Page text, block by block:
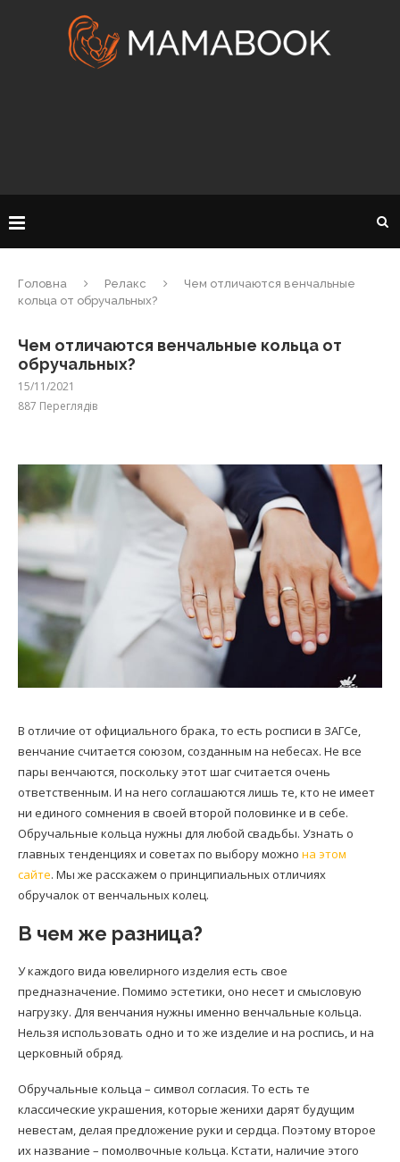
Головна Релакс
Чем отличаются венчальные
кольца от обручальных?
Чем отличаются венчальные кольца от
обручальных?
15/11/2021
887 Переглядів
В отличие от официального брака, то есть росписи в ЗАГСе,
венчание считается союзом, созданным на небесах. Не все
пары венчаются, поскольку этот шаг считается очень
ответственным. И на него соглашаются лишь те, кто не имеет
ни единого сомнения в своей второй половинке и в себе.
Обручальные кольца нужны для любой свадьбы. Узнать о
главных тенденциях и советах по выбору можно на этом
сайте. Мы же расскажем о принципиальных отличиях
обручалок от венчальных колец.
В чем же разница?
У каждого вида ювелирного изделия есть свое
предназначение. Помимо эстетики, оно несет и смысловую
нагрузку. Для венчания нужны именно венчальные кольца.
Нельзя использовать одно и то же изделие и на роспись, и на
церковный обряд.
Обручальные кольца – символ согласия. То есть те
классические украшения, которые женихи дарят будущим
невестам, делая предложение руки и сердца. Поэтому второе
их название – помолвочные кольца. Кстати, наличие этого